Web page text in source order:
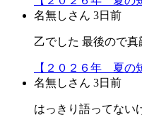
名無しさん 3日前
乙でした 最後ので真
【２０２６年 夏の
名無しさん 3日前
はっきり語ってない